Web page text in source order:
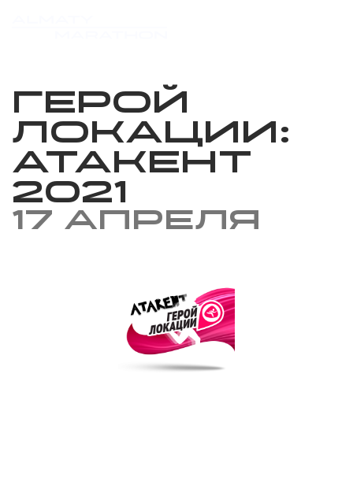
Герой
локации:
Атакент
2021
17 апреля